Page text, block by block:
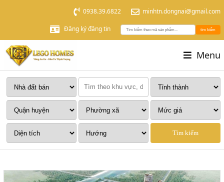
0938.39.6822 minhtn.dongnai@gmail.com
Đăng ký đăng tin tìm kiếm
Menu
Tìm kiếm